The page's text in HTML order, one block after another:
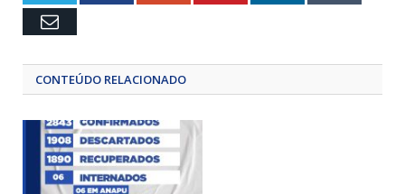
Email
CONTEÚDO RELACIONADO